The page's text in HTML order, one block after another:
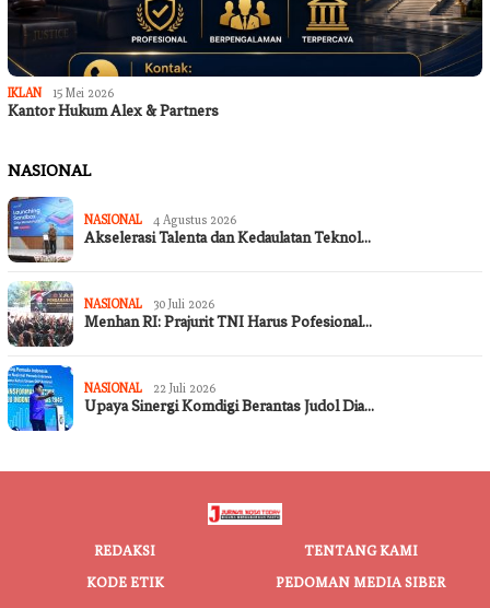
IKLAN 15 Mei 2026
Kantor Hukum Alex & Partners
NASIONAL
NASIONAL 4 Agustus 2026
Akselerasi Talenta dan Kedaulatan Teknol…
NASIONAL 30 Juli 2026
Menhan RI: Prajurit TNI Harus Pofesional…
NASIONAL 22 Juli 2026
Upaya Sinergi Komdigi Berantas Judol Dia…
REDAKSI
TENTANG KAMI
KODE ETIK
PEDOMAN MEDIA SIBER